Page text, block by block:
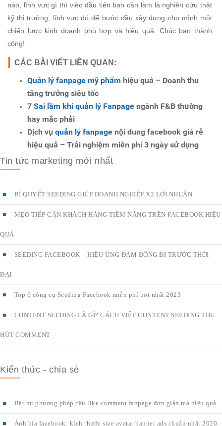
nào, lĩnh vực gì thì việc đầu tiên bạn cần làm là nghiên cứu thật
kỹ thị trường, lĩnh vực đó để bước đầu xây dựng cho mình một
chiến lược kinh doanh phù hợp và hiệu quả. Chúc bạn thành
công!
| CÁC BÀI VIẾT LIÊN QUAN:
Quản lý fanpage mỹ phẩm hiệu quả – Doanh thu
tăng trưởng siêu tốc
7 Sai lầm khi quản lý Fanpage ngành F&B thường
hay mắc phải
Dịch vụ quản lý fanpage nội dung facebook giá rẻ
hiệu quả – Trải nghiệm miễn phí 3 ngày sử dụng
Tin tức marketing mới nhất
BÍ QUYẾT SEEDING GIÚP DOANH NGHIỆP X2 LỢI NHUẬN
MẸO TIẾP CẬN KHÁCH HÀNG TIỀM NĂNG TRÊN FACEBOOK HIỆU
QUẢ
SEEDING FACEBOOK – HIỆU ỨNG ĐÁM ĐÔNG ĐI TRƯỚC THỜI
ĐẠI
Top 6 công cụ Seeding Facebook miễn phí hot nhất 2023
CONTENT SEEDING LÀ GÌ? CÁCH VIẾT CONTENT SEEDING THU
HÚT COMMENT
Kiến thức - chia sẻ
Bật mí phương pháp câu like comment fanpage đơn giản mà hiệu quả
Ảnh bìa facebook: kích thước size avatar banner ads chuẩn nhất 2020